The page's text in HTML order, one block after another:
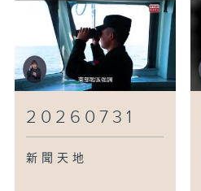
20260731
新聞天地